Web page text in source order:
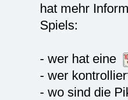
hat mehr
Spiels:
- wer hat eine
- wer
- wo sind die